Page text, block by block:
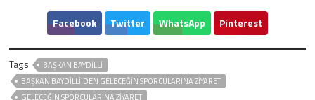
Facebook Twitter WhatsApp Pinterest
Tags
BAŞKAN BAYDİLLİ
BAŞKAN BAYDİLLİ'DEN GELECEĞİN SPORCULARINA ZİYARET
GELECEĞİN SPORCULARINA ZİYARET